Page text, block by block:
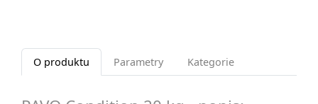
O produktu Parametry Kategorie